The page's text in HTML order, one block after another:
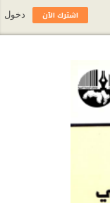
اشترك الآن دخول